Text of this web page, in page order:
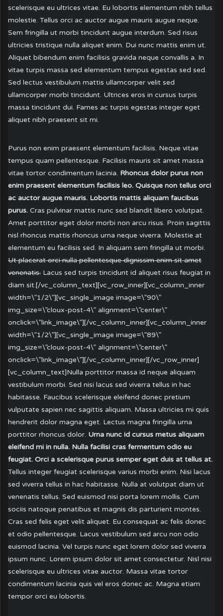
scelerisque eu ultrices vitae. Eu lobortis elementum nibh tellus
molestie. Tellus orci ac auctor augue mauris augue neque.
Sem fringilla ut morbi tincidunt augue interdum. Sed risus
ultricies tristique nulla aliquet enim. Dui nunc mattis enim ut.
Aliquet bibendum enim facilisis gravida neque convallis a. In
vitae turpis massa sed elementum tempus egestas sed sed.
Sed lectus vestibulum mattis ullamcorper velit sed
ullamcorper morbi tincidunt. Ultrices eros in cursus turpis
massa tincidunt dui. Fames ac turpis egestas integer eget
aliquet nibh praesent sit mi.
Purus non enim praesent elementum facilisis. Neque vitae
tempus quam pellentesque. Facilisis mauris sit amet massa
vitae tortor condimentum lacinia. Rhoncus dolor purus non
enim praesent elementum facilisis leo. Quisque non tellus orci
ac auctor augue mauris. Lobortis mattis aliquam faucibus
purus. Cras pulvinar mattis nunc sed blandit libero volutpat.
Amet porttitor eget dolor morbi non arcu risus. Proin sagittis
nisl rhoncus mattis rhoncus urna neque viverra. Molestie at
elementum eu facilisis sed. In aliquam sem fringilla ut morbi.
Ut placerat orci nulla pellentesque dignissim enim sit amet
venenatis.Lacus sed turpis tincidunt id aliquet risus feugiat in
diam sit.[/vc_column_text][vc_row_inner][vc_column_inner
width=\”1/2\”][vc_single_image image=\”90\”
img_size=\”cloux-post-4\” alignment=\”center\”
onclick=\”link_image\”][/vc_column_inner][vc_column_inner
width=\”1/2\”][vc_single_image image=\”89\”
img_size=\”cloux-post-4\” alignment=\”center\”
onclick=\”link_image\”][/vc_column_inner][/vc_row_inner]
[vc_column_text]Nulla porttitor massa id neque aliquam
vestibulum morbi. Sed nisi lacus sed viverra tellus in hac
habitasse. Faucibus scelerisque eleifend donec pretium
vulputate sapien nec sagittis aliquam. Massa ultricies mi quis
hendrerit dolor magna eget. Lectus magna fringilla urna
porttitor rhoncus dolor. Urna nunc id cursus metus aliquam
eleifend mi in nulla. Nulla facilisi cras fermentum odio eu
feugiat. Orci a scelerisque purus semper eget duis at tellus at.
Tellus integer feugiat scelerisque varius morbi enim. Nisi lacus
sed viverra tellus in hac habitasse. Nulla at volutpat diam ut
venenatis tellus. Sed euismod nisi porta lorem mollis. Cum
sociis natoque penatibus et magnis dis parturient montes.
Cras sed felis eget velit aliquet. Eu consequat ac felis donec
et odio pellentesque. Lacus vestibulum sed arcu non odio
euismod lacinia. Vel turpis nunc eget lorem dolor sed viverra
ipsum nunc. Lorem ipsum dolor sit amet consectetur. Nisl nisi
scelerisque eu ultrices vitae auctor. Massa vitae tortor
condimentum lacinia quis vel eros donec ac. Magna etiam
tempor orci eu lobortis.